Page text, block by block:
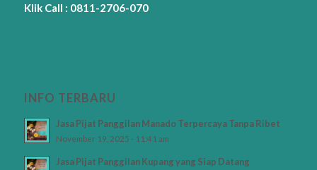
Klik Call : 0811-2706-070
INFO TERBARU
Jasa Pijat Panggilan Manado Terpercaya Tanpa Ribet
November 19, 2025 - 11:41 am
Jasa Pijat Panggilan Kupang yang Siap Datang